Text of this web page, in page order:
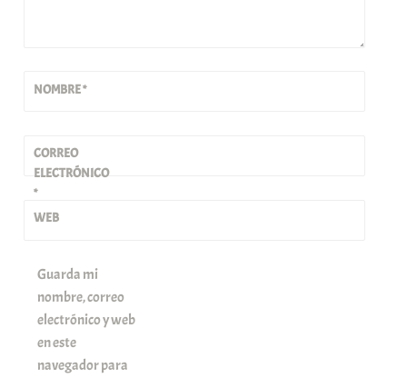
NOMBRE*
CORREO
ELECTRÓNICO
*
WEB
Guarda mi
nombre, correo
electrónico y web
en este
navegador para